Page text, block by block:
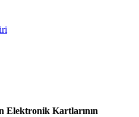
Elektronik Kartlarının